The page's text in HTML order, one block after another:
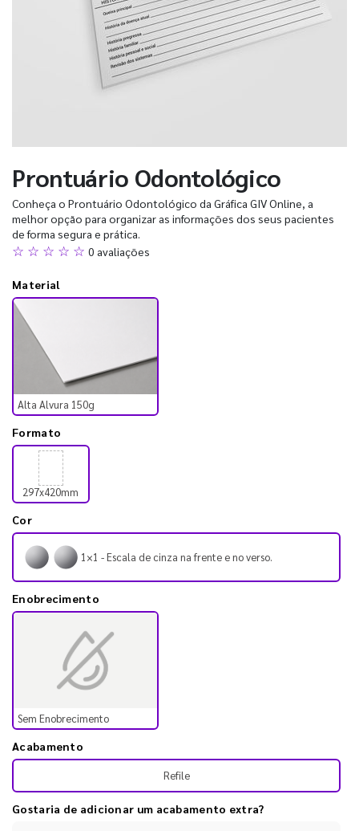
Prontuário Odontológico
Conheça o Prontuário Odontológico da Gráfica GIV Online, a
melhor opção para organizar as informações dos seus pacientes
de forma segura e prática.
☆ ☆ ☆ ☆ ☆ 0 avaliações
Material
Alta Alvura 150g
Formato
297x420mm
Cor
1×1 - Escala de cinza na frente e no verso.
Enobrecimento
Sem Enobrecimento
Acabamento
Refile
Gostaria de adicionar um acabamento extra?